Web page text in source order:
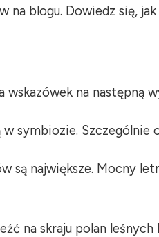
na blogu. Dowiedz się,
na następną
symbiozie. Szczególnie
są największe. Mocny
na skraju polan leśnych